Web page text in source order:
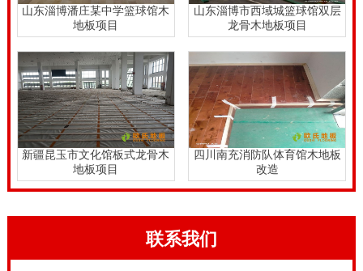
板非常容易产生伸缩式、从而造成木地板造成空隙和发
出声音。
山东淄博潘庄某中学篮球馆木
地板项目
山东淄博市西域城篮球馆双层
龙骨木地板项目
新疆昆玉市文化馆板式龙骨木
地板项目
四川南充消防队体育馆木地板
改造
联系我们